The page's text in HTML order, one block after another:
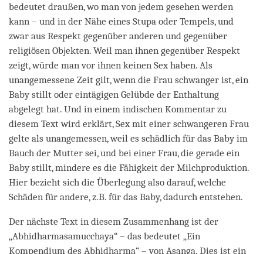
bedeutet draußen, wo man von jedem gesehen werden
kann – und in der Nähe eines Stupa oder Tempels, und
zwar aus Respekt gegenüber anderen und gegenüber
religiösen Objekten. Weil man ihnen gegenüber Respekt
zeigt, würde man vor ihnen keinen Sex haben. Als
unangemessene Zeit gilt, wenn die Frau schwanger ist, ein
Baby stillt oder eintägigen Gelübde der Enthaltung
abgelegt hat. Und in einem indischen Kommentar zu
diesem Text wird erklärt, Sex mit einer schwangeren Frau
gelte als unangemessen, weil es schädlich für das Baby im
Bauch der Mutter sei, und bei einer Frau, die gerade ein
Baby stillt, mindere es die Fähigkeit der Milchproduktion.
Hier bezieht sich die Überlegung also darauf, welche
Schäden für andere, z.B. für das Baby, dadurch entstehen.
Der nächste Text in diesem Zusammenhang ist der
„Abhidharmasamucchaya“ – das bedeutet „Ein
Kompendium des Abhidharma“ – von Asanga. Dies ist ein